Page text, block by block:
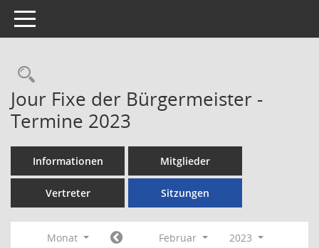
Toggle navigation
Rechercheauswahl
Jour Fixe der Bürgermeister -
Termine 2023
Informationen Mitglieder
Vertreter Sitzungen
Monat Februar
2023